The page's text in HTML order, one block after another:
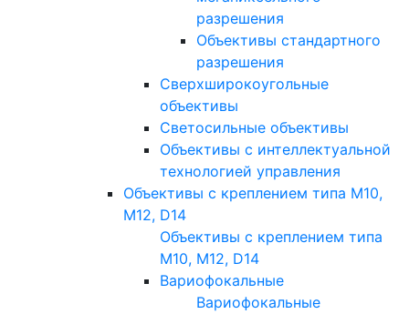
разрешения
Объективы стандартного
разрешения
Сверхширокоугольные
объективы
Светосильные объективы
Объективы с интеллектуальной
технологией управления
Объективы с креплением типа M10,
M12, D14
Объективы с креплением типа
M10, M12, D14
Вариофокальные
Вариофокальные